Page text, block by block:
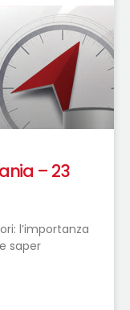
– 23
l’importanza
saper